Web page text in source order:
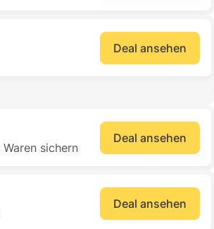
Deal ansehen
sichern
Deal ansehen
Deal ansehen